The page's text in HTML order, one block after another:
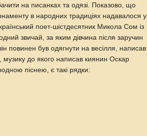
на писанках та одязі. Показово, що
в народних традиціях надавалося у
поет-шістдесятник Микола Сом із
звичай, за яким дівчина після заручин
повинен був одягнути на весілля, написав
до якого написав киянин Оскар
піснею, є такі рядки: